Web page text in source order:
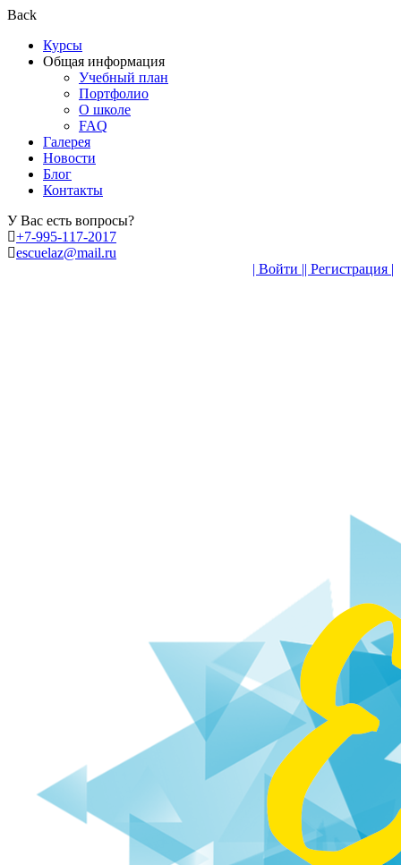
Back
Курсы
Общая информация
Учебный план
Портфолио
О школе
FAQ
Галерея
Новости
Блог
Контакты
У Вас есть вопросы?
+7-995-117-2017
escuelaz@mail.ru
| Регистрация |
| Войти |